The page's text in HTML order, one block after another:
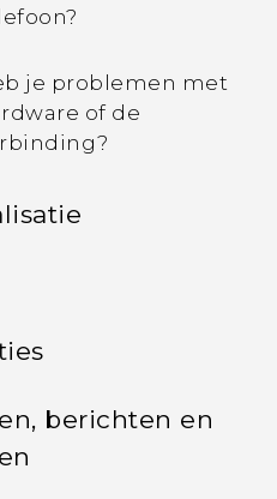
je problemen met
of de
instellen en
de eerste keer
is de app Thema's?
berichten en